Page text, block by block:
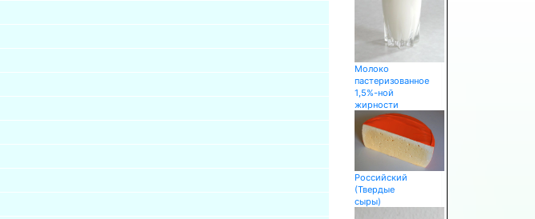
Молоко
пастеризованное
1,5%-ной
жирности
Российский
(Твердые
сыры)